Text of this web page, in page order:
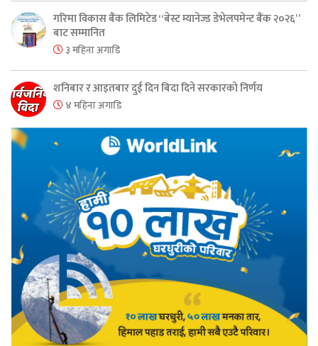
गरिमा विकास बैंक लिमिटेड “बेस्ट म्यानेज्ड डेभेलपमेन्ट बैंक २०२६”
बाट सम्मानित
३ महिना अगाडि
शनिबार र आइतबार दुई दिन बिदा दिने सरकारको निर्णय
४ महिना अगाडि